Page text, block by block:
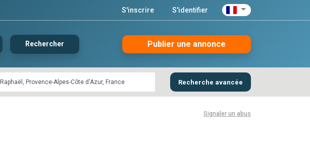
S'inscrire S'identifier
Rechercher Publier une annonce
Recherche avancée
Signaler un abus